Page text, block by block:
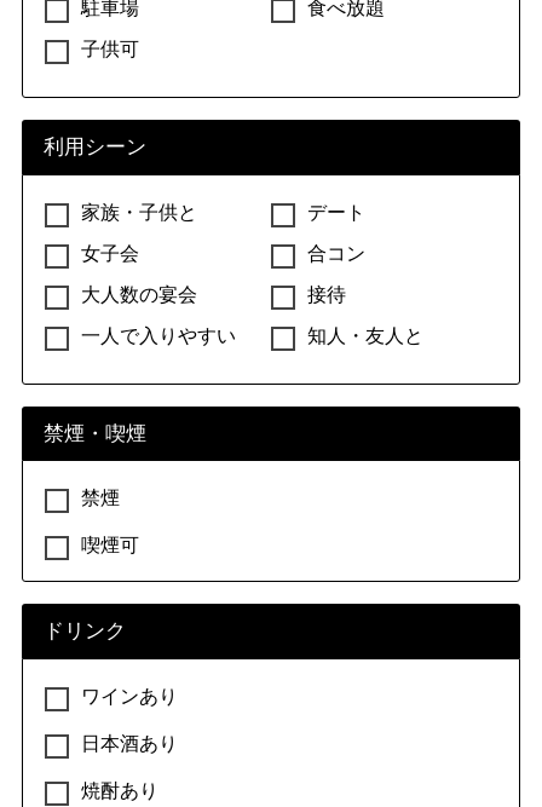
駐車場
食べ放題
子供可
利用シーン
家族・子供と
デート
女子会
合コン
大人数の宴会
接待
一人で入りやすい
知人・友人と
禁煙・喫煙
禁煙
喫煙可
ドリンク
ワインあり
日本酒あり
焼酎あり